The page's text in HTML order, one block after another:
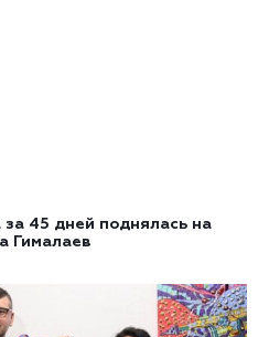
за 45 дней поднялась на
Гималаев